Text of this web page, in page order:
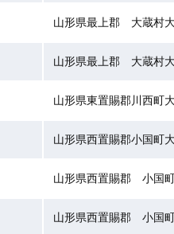
山形県最上郡 大蔵村
山形県最上郡 大蔵村
山形県東置賜郡川西町
山形県西置賜郡小国町
山形県西置賜郡 小国
山形県西置賜郡 小国